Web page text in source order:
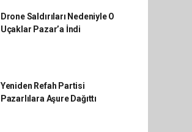
Drone Saldırıları Nedeniyle O
Uçaklar Pazar’a İndi
Yeniden Refah Partisi
Pazarlılara Aşure Dağıttı